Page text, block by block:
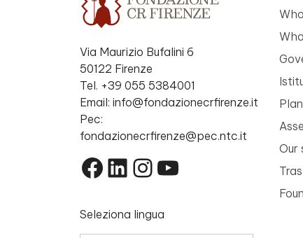
Via Maurizio Bufalini 6
50122 Firenze
Tel. +39 055 5384001
Email: info@fondazionecrfirenze.it
Pec:
fondazionecrfirenze@pec.ntc.it
Facebook
LinkedIn
Instagram
YouTube
Seleziona lingua
Our